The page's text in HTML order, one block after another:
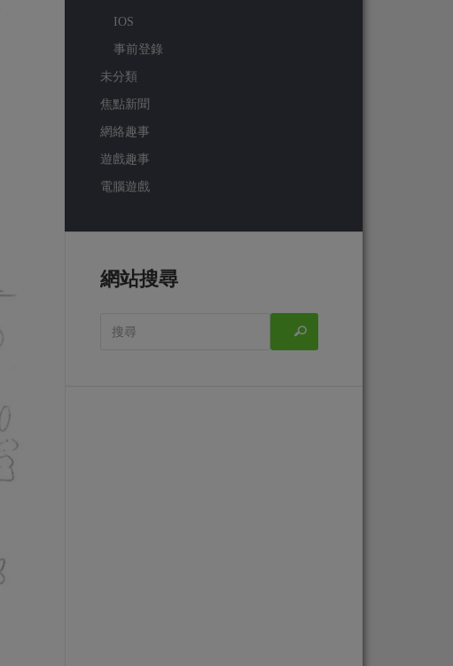
IOS
事前登錄
未分類
焦點新聞
網絡趣事
遊戲趣事
電腦遊戲
網站搜尋